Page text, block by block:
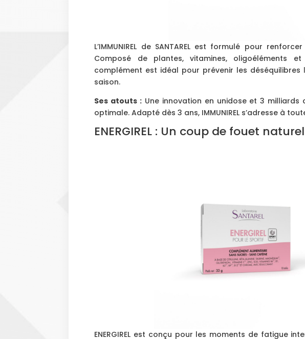
L’IMMUNIREL de SANTAREL est formulé pour
Composé de plantes, vitamines, oligoéléments
complément est idéal pour prévenir les déséquilibres
saison.
Ses atouts : Une innovation en unidose et 3 milliards
optimale. Adapté dès 3 ans, IMMUNIREL s’adresse à
ENERGIREL : Un coup de fouet naturel
ENERGIREL est conçu pour les moments de fatigue